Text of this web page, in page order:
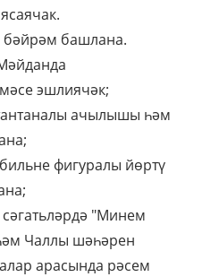
бәйрәм башлана.
эшлиячәк;
ачылышы һәм
фигуралы йөртү
"Минем
Чаллы шәһәрен
арасында рәсем